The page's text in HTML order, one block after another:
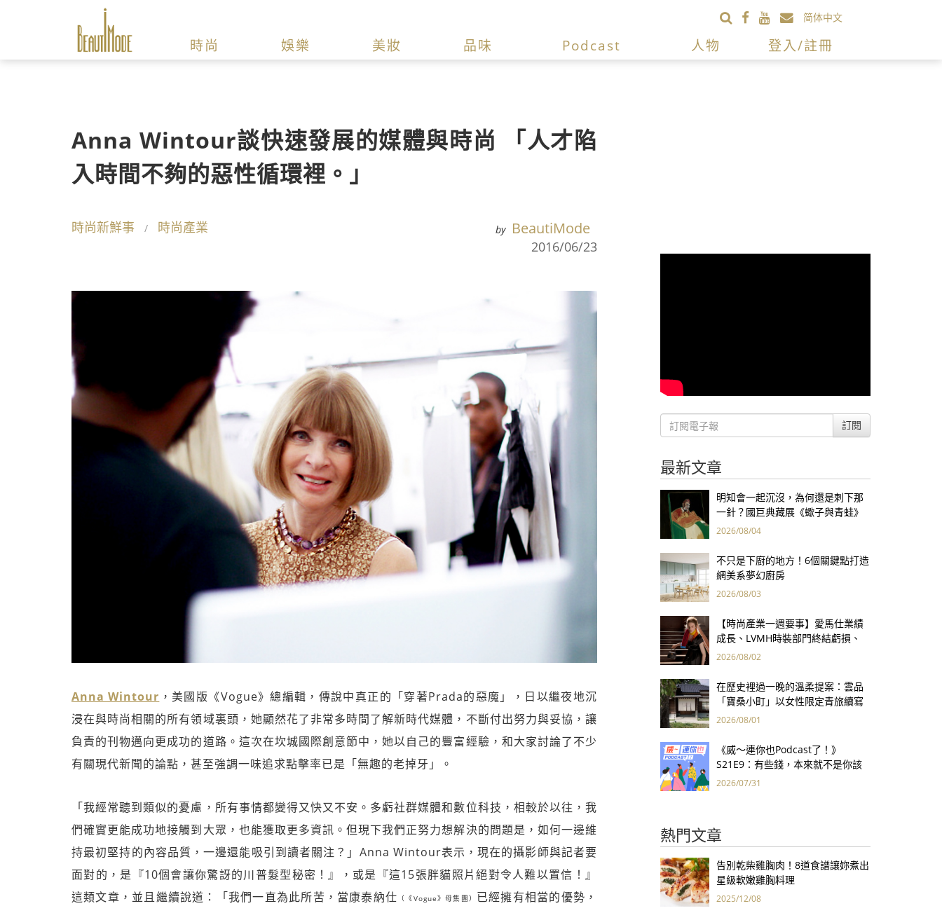
简体中文
時尚 娛樂 美妝 品味 Podcast 人物 登入/註冊
Anna Wintour談快速發展的媒體與時尚 「人才陷
入時間不夠的惡性循環裡。」
時尚新鮮事 時尚產業 by BeautiMode
2016/06/23
Anna Wintour ，美國版《Vogue》總編輯，傳說中真正的「穿著Prada的惡魔」，日以繼夜地沉
浸在與時尚相關的所有領域裏頭，她顯然花了非常多時間了解新時代媒體，不斷付出努力與妥協，讓
負責的刊物邁向更成功的道路。這次在坎城國際創意節中，她以自己的豐富經驗，和大家討論了不少
有關現代新聞的論點，甚至強調一味追求點擊率已是「無趣的老掉牙」。
「我經常聽到類似的憂慮，所有事情都變得又快又不安。多虧社群媒體和數位科技，相較於以往，我
們確實更能成功地接觸到大眾，也能獲取更多資訊。但現下我們正努力想解決的問題是，如何一邊維
持最初堅持的內容品質，一邊還能吸引到讀者關注？」Anna Wintour表示，現在的攝影師與記者要
面對的，是『10個會讓你驚訝的川普髮型秘密！』，或是『這15張胖貓照片絕對令人難以置信！』
這類文章，並且繼續說道：「我們一直為此所苦，當康泰納仕 （《Vogue》母集團） 已經擁有相當的優勢，
訂閱
最新文章
明知會一起沉沒，為何還是刺下那
一針？國巨典藏展《蠍子與青蛙》
用66件名作拷問人性
2026/08/04
不只是下廚的地方！6個關鍵點打造
網美系夢幻廚房
2026/08/03
【時尚產業一週要事】愛馬仕業績
成長、LVMH時裝部門終結虧損、
Kering轉型策略初現成效、Prada
2026/08/02
在歷史裡過一晚的溫柔提案：雲品
「寶桑小町」以女性限定青旅續寫
台東老屋記憶
2026/08/01
《威～連你也Podcast了！》
S21E9：有些錢，本來就不是你該
賺的——讀《一個投機者的告白》
2026/07/31
熱門文章
告別乾柴雞胸肉！8道食譜讓妳煮出
星級軟嫩雞胸料理
2025/12/08